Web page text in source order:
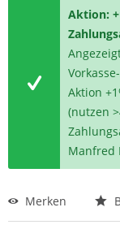
Aktion:
Aktion
(nutzen
Manfred
Merken